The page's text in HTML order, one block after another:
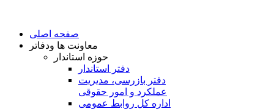
صفحه اصلی
معاونت ها ودفاتر
حوزه استاندار
دفتر استاندار
دفتر بازرسی، مدیریت
عملکرد و امور حقوقی
اداره کل روابط عمومی